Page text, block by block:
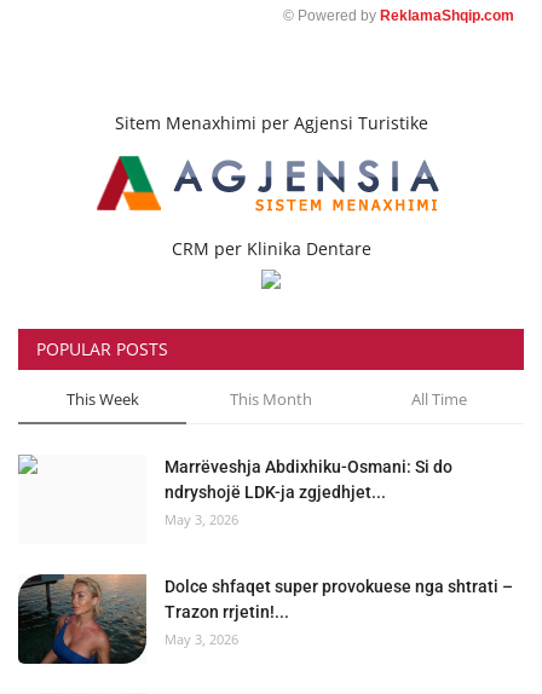
© Powered by ReklamaShqip.com
Sitem Menaxhimi per Agjensi Turistike
CRM per Klinika Dentare
POPULAR POSTS
This Week This Month All Time
Marrëveshja Abdixhiku-Osmani: Si do
ndryshojë LDK-ja zgjedhjet...
May 3, 2026
Dolce shfaqet super provokuese nga shtrati –
Trazon rrjetin!...
May 3, 2026